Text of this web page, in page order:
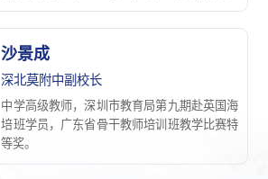
范性高中校长书记二十余年。
沙景成
深北莫附中副校长
中学高级教师，深圳市教育局第九期赴英国海
培班学员，广东省骨干教师培训班教学比赛特
等奖。